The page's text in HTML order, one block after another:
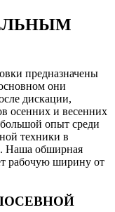
предназначены
они
дискации,
осенних и весенних
опыт среди
техники в
Наша обширная
рабочую ширину от